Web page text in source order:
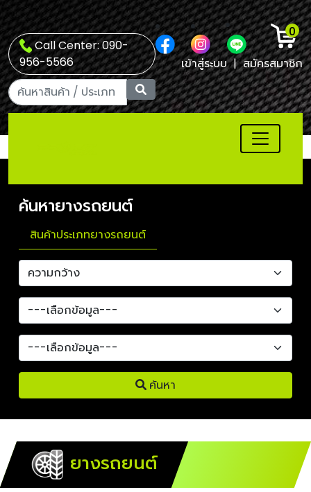
Call Center: 090-
956-5566
0
เข้าสู่ระบบ | สมัครสมาชิก
ค้นหายางรถยนต์
สินค้าประเภทยางรถยนต์
ค้นหา
ยางรถยนต์